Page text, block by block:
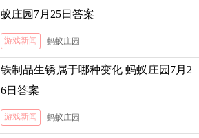
蚁庄园7月25日答案
游戏新闻 蚂蚁庄园
铁制品生锈属于哪种变化 蚂蚁庄园7月2
6日答案
游戏新闻 蚂蚁庄园